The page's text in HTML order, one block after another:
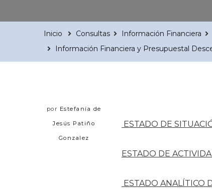
Inicio Consultas Información Financiera
Información Financiera y Presupuestal
por Estefanía de
Jesús Patiño
Gonzalez
ESTADO DE
ESTADO DE
ESTADO ANALÍTICO